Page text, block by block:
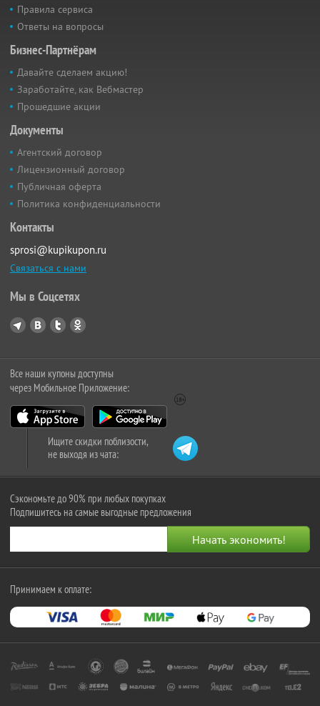
Правила сервиса
Ответы на вопросы
Бизнес-Партнёрам
Давайте сделаем акцию!
Заработайте, как Вебмастер
Прошедшие акции
Документы
Агентский договор
Лицензионный договор
Публичная оферта
Политика конфиденциальности
Контакты
sprosi@kupikupon.ru
Связаться с нами
Мы в Соцсетях
Все наши купоны доступны
через Мобильное Приложение:
Ищите скидки поблизости,
не выходя из чата:
Сэкономьте до 90% при любых покупках
Подпишитесь на самые выгодные предложения
Принимаем к оплате: